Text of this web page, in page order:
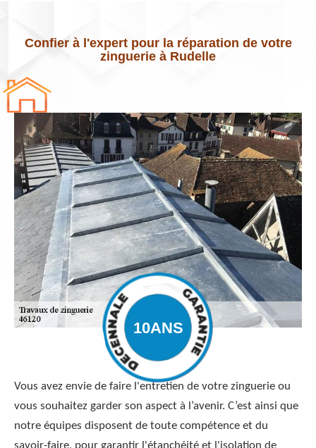
Confier à l'expert pour la réparation de votre
zinguerie à Rudelle
Vous avez envie de faire l'entretien de votre zinguerie ou
vous souhaitez garder son aspect à l’avenir. C’est ainsi que
notre équipes disposent de toute compétence et du